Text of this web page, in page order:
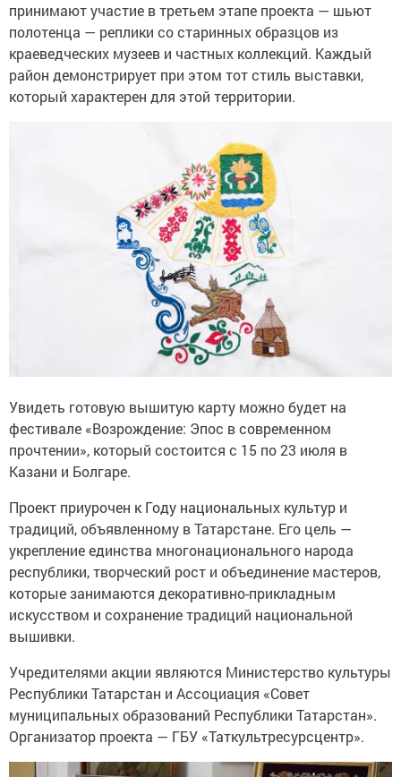
принимают участие в третьем этапе проекта — шьют
полотенца — реплики со старинных образцов из
краеведческих музеев и частных коллекций. Каждый
район демонстрирует при этом тот стиль выставки,
который характерен для этой территории.
Увидеть готовую вышитую карту можно будет на
фестивале «Возрождение: Эпос в современном
прочтении», который состоится с 15 по 23 июля в
Казани и Болгаре.
Проект приурочен к Году национальных культур и
традиций, объявленному в Татарстане. Его цель —
укрепление единства многонационального народа
республики, творческий рост и объединение мастеров,
которые занимаются декоративно-прикладным
искусством и сохранение традиций национальной
вышивки.
Учредителями акции являются Министерство культуры
Республики Татарстан и Ассоциация «Совет
муниципальных образований Республики Татарстан».
Организатор проекта — ГБУ «Таткультресурсцентр».